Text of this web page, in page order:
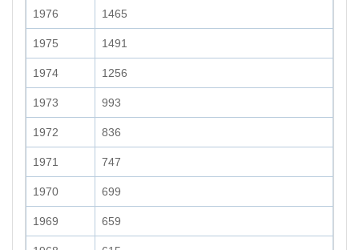
1976 1465
1975 1491
1974 1256
1973 993
1972 836
1971 747
1970 699
1969 659